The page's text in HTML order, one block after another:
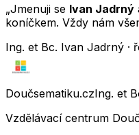
„Jmenuji se Ivan Jadrný
koníčkem. Vždy nám
Ing. et Bc. Ivan Jadrný ·
Doučsematiku.czIng. et
Vzdělávací centrum